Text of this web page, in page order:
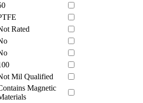
Rated
Mil Qualified
Magnetic